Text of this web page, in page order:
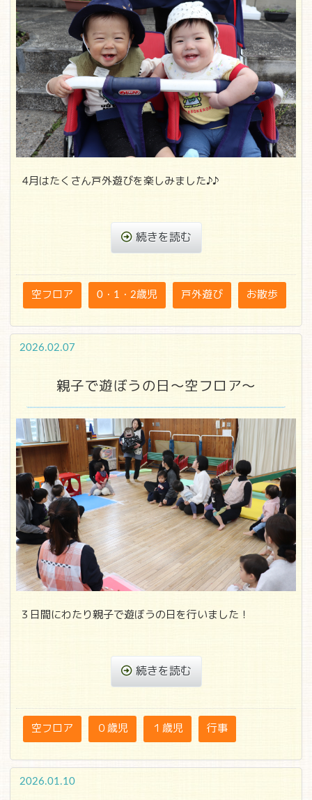
4月はたくさん戸外遊びを楽しみました♪♪
続きを読む
空フロア 0・1・2歳児 戸外遊び お散歩
2026.02.07
親子で遊ぼうの日～空フロア～
３日間にわたり親子で遊ぼうの日を行いました！
続きを読む
空フロア ０歳児 １歳児 行事
2026.01.10